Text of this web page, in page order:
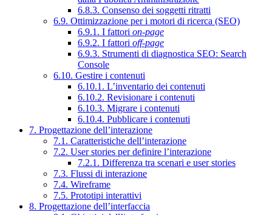
6.8.3. Consenso dei soggetti ritratti
6.9. Ottimizzazione per i motori di ricerca (SEO)
6.9.1. I fattori on-page
6.9.2. I fattori off-page
6.9.3. Strumenti di diagnostica SEO: Search
Console
6.10. Gestire i contenuti
6.10.1. L’inventario dei contenuti
6.10.2. Revisionare i contenuti
6.10.3. Migrare i contenuti
6.10.4. Pubblicare i contenuti
7. Progettazione dell’interazione
7.1. Caratteristiche dell’interazione
7.2. User stories per definire l’interazione
7.2.1. Differenza tra scenari e user stories
7.3. Flussi di interazione
7.4. Wireframe
7.5. Prototipi interattivi
8. Progettazione dell’interfaccia